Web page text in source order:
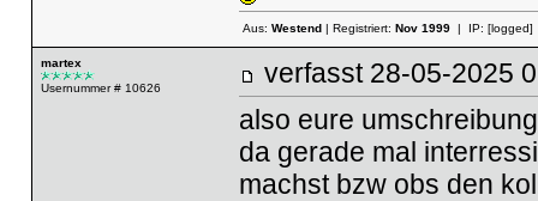
Aus: Westend| Registriert: Nov 1999| IP: [logged]
martex
Usernummer # 10626
verfasst 28-05-
also eure
da gerade mal
machst bzw obs den